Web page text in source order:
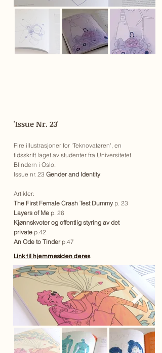
'Issue Nr. 23'
Fire illustrasjoner for 'Teknovatøren', en
tidsskrift laget av studenter fra Universitetet
Blindern i Oslo.
Issue nr. 23 Gender and Identity
Artikler:
The First Female Crash Test Dummy p. 23
Layers of Me p. 26
Kjønnskvoter og offentlig styring av det
private p.42
An Ode to Tinderp.47
Link til hjemmesiden deres